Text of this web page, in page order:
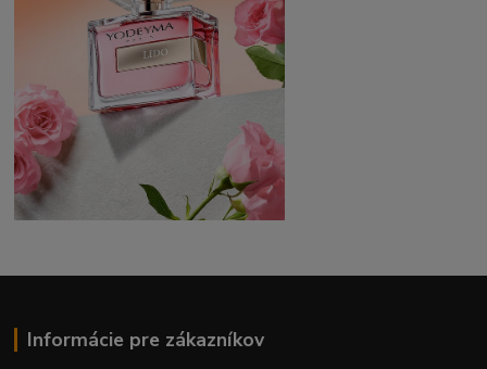
Informácie pre zákazníkov